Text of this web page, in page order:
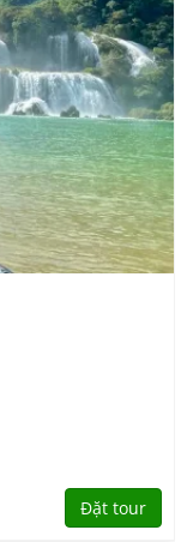
Đặt tour